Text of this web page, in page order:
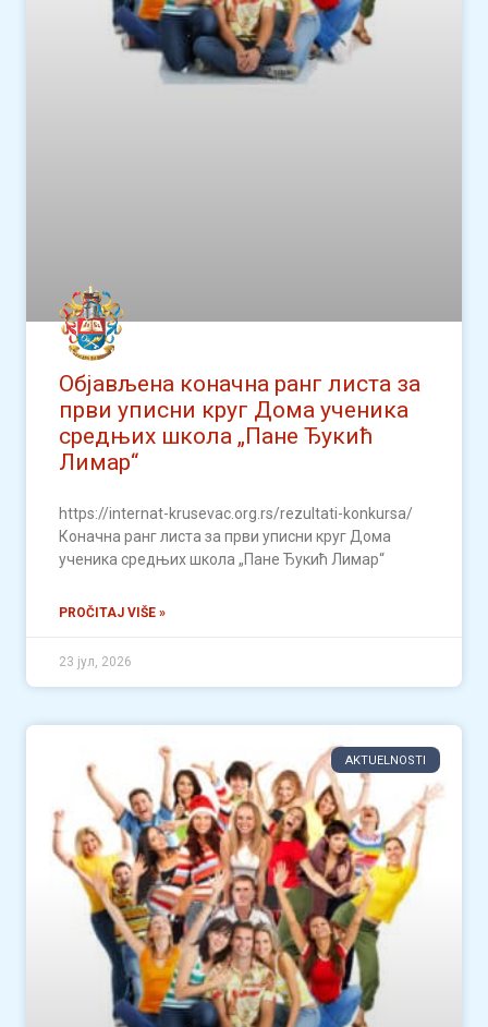
Објављена коначна ранг листа за
први уписни круг Дома ученика
средњих школа „Пане Ђукић
Лимар“
https://internat-krusevac.org.rs/rezultati-konkursa/
Коначна ранг листа за први уписни круг Дома
ученика средњих школа „Пане Ђукић Лимар“
PROČITAJ VIŠE »
23 јул, 2026
AKTUELNOSTI